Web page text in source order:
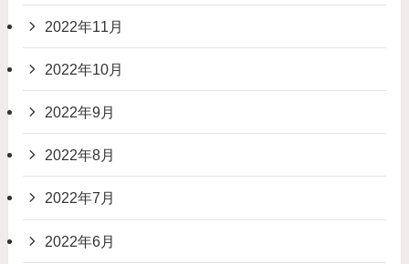
2022年11月
2022年10月
2022年9月
2022年8月
2022年7月
2022年6月